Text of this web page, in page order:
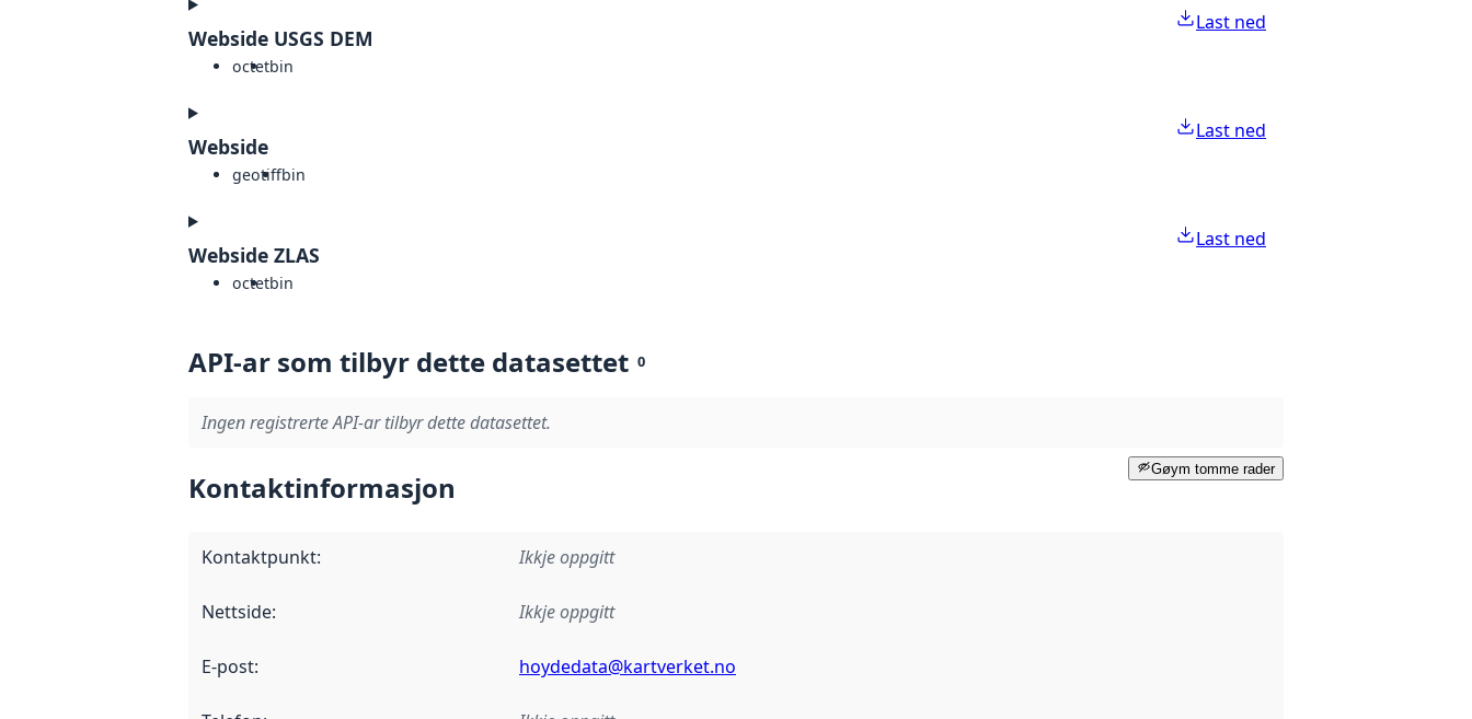
Webside USGS DEM
octetbin
Last ned
Webside
geotiffbin
Last ned
Webside ZLAS
octetbin
Last ned
API-ar som tilbyr dette datasettet 0
Ingen registrerte API-ar tilbyr dette datasettet.
Gøym tomme rader
Kontaktinformasjon
Kontaktpunkt: Ikkje oppgitt
Nettside: Ikkje oppgitt
E-post: hoydedata@kartverket.no